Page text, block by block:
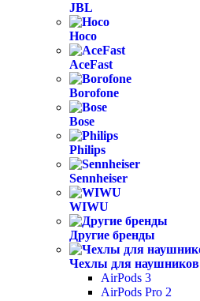
JBL
Hoco
AceFast
Borofone
Bose
Philips
Sennheiser
WIWU
Другие бренды
Чехлы для наушников
AirPods 3
AirPods Pro 2